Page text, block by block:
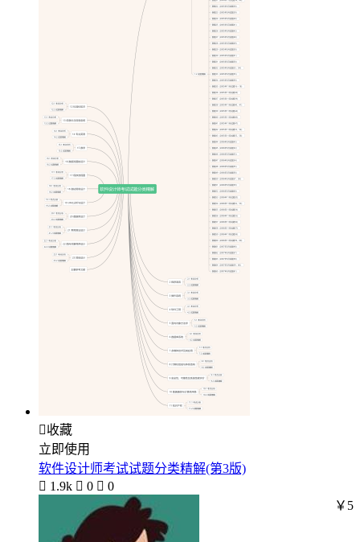
收藏
立即使用
软件设计师考试试题分类精解(第3版)
 1.9k  0  0
￥5